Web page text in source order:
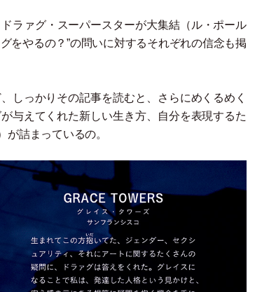
ラァグ・ スーパースターが大集結（ ル・ ポール
をやるの？”の問いに対するそれぞれの信念も掲
しっかりその記事を読むと、さらにめくるめく
与えてくれた新しい生き方、自分を表現するた
が詰まっているの。